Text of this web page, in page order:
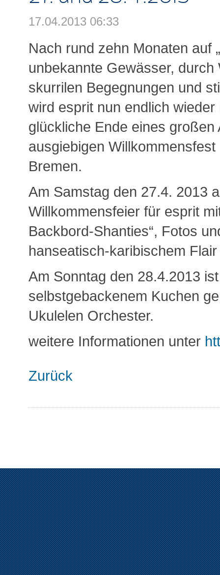
17.04.2013 06:33
Nach rund zehn Monaten auf
unbekannte Gewässer,
skurrilen Begegnungen und
wird esprit nun endlich
glückliche Ende eines
ausgiebigen
Bremen.
Am Samstag den 27.4. 2013
Willkommensfeier für esprit
Backbord-Shanties“, Fotos
hanseatisch-karibischem
Am Sonntag den 28.4.2013
selbstgebackenem Kuchen
Ukulelen Orchester.
weitere Informationen unter
Zurück